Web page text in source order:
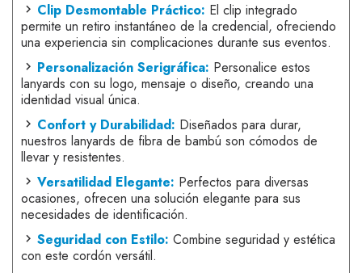
Clip Desmontable Práctico: El clip integrado
permite un retiro instantáneo de la credencial, ofreciendo
una experiencia sin complicaciones durante sus eventos.
Personalización Serigráfica: Personalice estos
lanyards con su logo, mensaje o diseño, creando una
identidad visual única.
Confort y Durabilidad: Diseñados para durar,
nuestros lanyards de fibra de bambú son cómodos de
llevar y resistentes.
Versatilidad Elegante: Perfectos para diversas
ocasiones, ofrecen una solución elegante para sus
necesidades de identificación.
Seguridad con Estilo: Combine seguridad y estética
con este cordón versátil.